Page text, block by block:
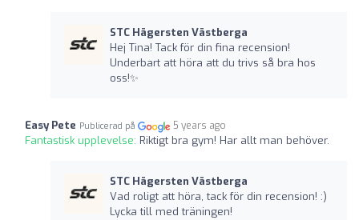
STC Hägersten Västberga
Hej Tina! Tack för din fina recension!
Underbart att höra att du trivs så bra hos
oss!✨
Easy Pete Publicerad på 5 years ago
Fantastisk upplevelse: Riktigt bra gym! Har allt man behöver.
STC Hägersten Västberga
Vad roligt att höra, tack för din recension! :)
Lycka till med träningen!